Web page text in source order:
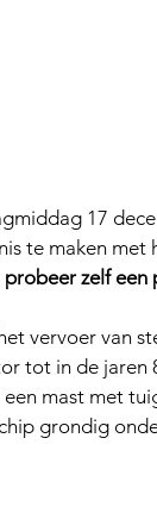
17
te maken
zelf
vervoer van
tot in de jaren
mast met
grondig